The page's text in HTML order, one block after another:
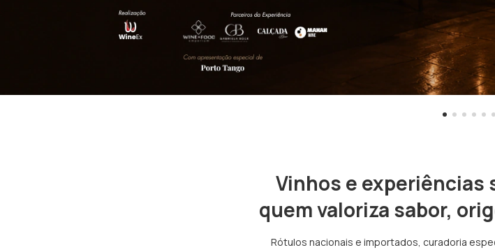
Vinhos e experiências
quem valoriza sabor,
Rótulos nacionais e importados, curadoria